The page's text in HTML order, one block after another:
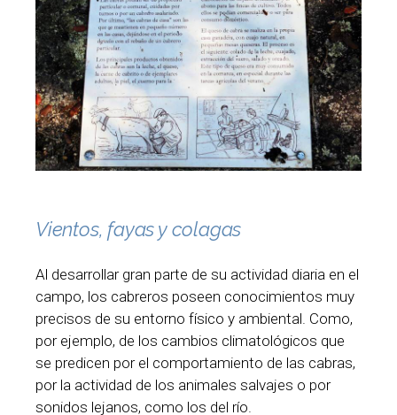
Vientos, fayas y colagas
Al desarrollar gran parte de su actividad diaria en el
campo, los cabreros poseen conocimientos muy
precisos de su entorno físico y ambiental. Como,
por ejemplo, de los cambios climatológicos que
se predicen por el comportamiento de las cabras,
por la actividad de los animales salvajes o por
sonidos lejanos, como los del río.